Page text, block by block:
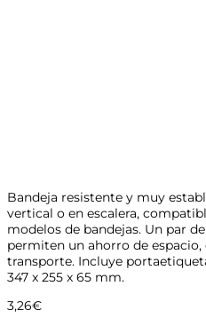
Bandeja resistente y muy
vertical o en escalera,
modelos de bandejas. Un par
permiten un ahorro de espacio,
transporte. Incluye
347 x 255 x 65 mm.
3,26€